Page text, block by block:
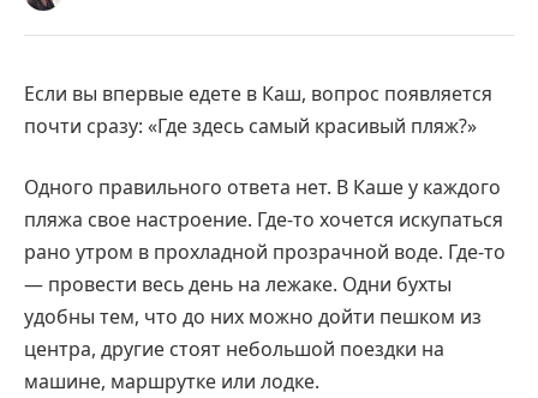
Если вы впервые едете в Каш, вопрос появляется
почти сразу: «Где здесь самый красивый пляж?»
Одного правильного ответа нет. В Каше у каждого
пляжа свое настроение. Где-то хочется искупаться
рано утром в прохладной прозрачной воде. Где-то
— провести весь день на лежаке. Одни бухты
удобны тем, что до них можно дойти пешком из
центра, другие стоят небольшой поездки на
машине, маршрутке или лодке.